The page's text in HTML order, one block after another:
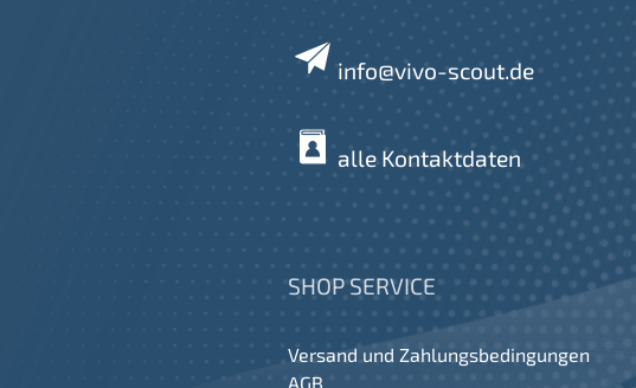
info@vivo-scout.de
alle Kontaktdaten
SHOP SERVICE
Versand und Zahlungsbedingungen
AGB